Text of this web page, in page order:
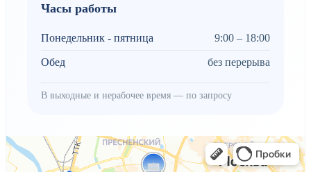
Часы работы
Понедельник - пятница 9:00 – 18:00
Обед без перерыва
В выходные и нерабочее время — по запросу